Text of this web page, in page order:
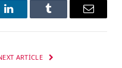
LinkedInTumblr Email
ARTICLE